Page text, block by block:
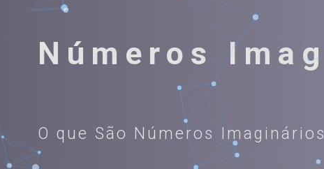
Números
O que São Números Imaginários